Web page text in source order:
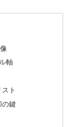
軸
ト
の鍵